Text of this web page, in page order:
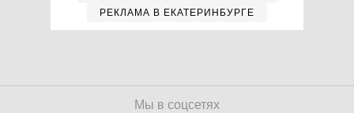
РЕКЛАМА В ЕКАТЕРИНБУРГЕ
Мы в соцсетях